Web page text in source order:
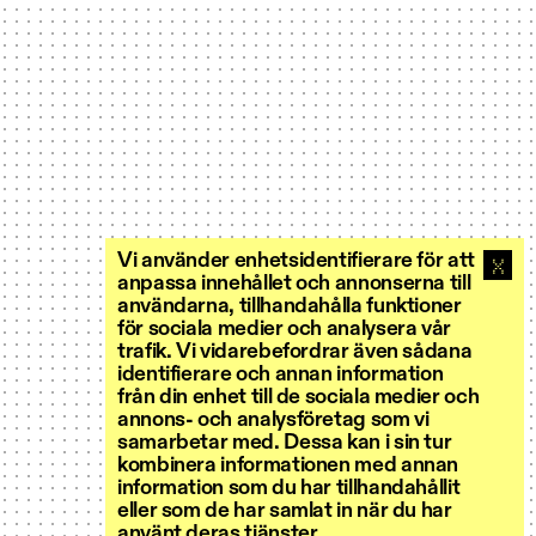
Vi använder enhetsidentifierare för att
anpassa innehållet och annonserna till
användarna, tillhandahålla funktioner
för sociala medier och analysera vår
trafik. Vi vidarebefordrar även sådana
identifierare och annan information
från din enhet till de sociala medier och
annons- och analysföretag som vi
samarbetar med. Dessa kan i sin tur
kombinera informationen med annan
information som du har tillhandahållit
eller som de har samlat in när du har